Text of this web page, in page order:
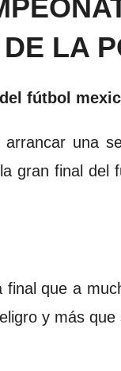
LA
fútbol
una
gran final del
que a
y más